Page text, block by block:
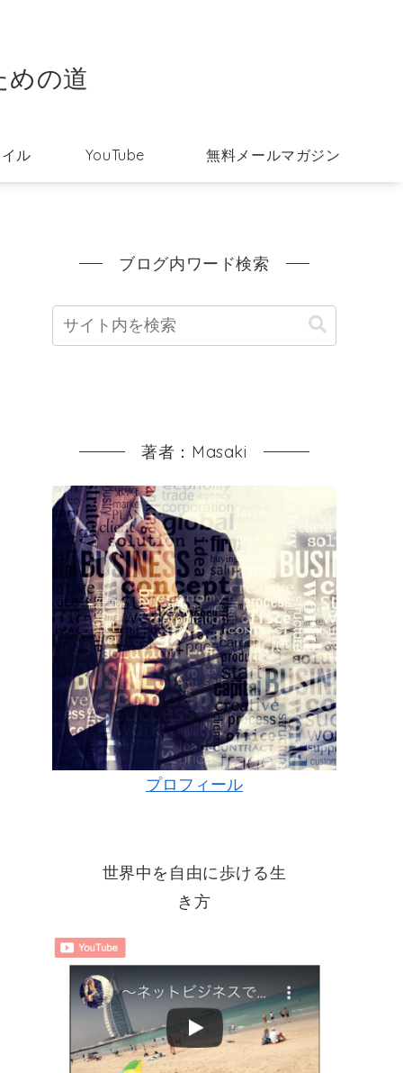
めの道
ル YouTube 無料メールマガジン
ブログ内ワード検索
著者：Masaki
プロフィール
世界中を自由に歩ける生
き方